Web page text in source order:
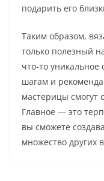
подарить его
Таким образом,
только полезный
что-то
шагам и
мастерицы смогут
Главное — это
вы сможете
множество других